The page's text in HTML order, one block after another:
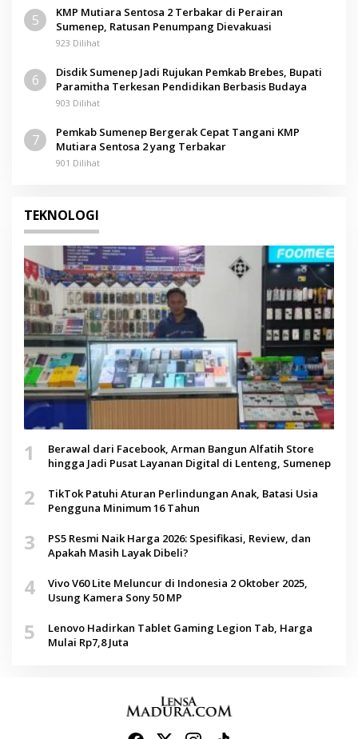
5
KMP Mutiara Sentosa 2 Terbakar di Perairan
Sumenep, Ratusan Penumpang Dievakuasi
923 Dilihat
6
Disdik Sumenep Jadi Rujukan Pemkab Brebes, Bupati
Paramitha Terkesan Pendidikan Berbasis Budaya
903 Dilihat
7
Pemkab Sumenep Bergerak Cepat Tangani KMP
Mutiara Sentosa 2 yang Terbakar
901 Dilihat
TEKNOLOGI
1
Berawal dari Facebook, Arman Bangun Alfatih Store
hingga Jadi Pusat Layanan Digital di Lenteng, Sumenep
2
TikTok Patuhi Aturan Perlindungan Anak, Batasi Usia
Pengguna Minimum 16 Tahun
3
PS5 Resmi Naik Harga 2026: Spesifikasi, Review, dan
Apakah Masih Layak Dibeli?
4
Vivo V60 Lite Meluncur di Indonesia 2 Oktober 2025,
Usung Kamera Sony 50 MP
5
Lenovo Hadirkan Tablet Gaming Legion Tab, Harga
Mulai Rp7,8 Juta